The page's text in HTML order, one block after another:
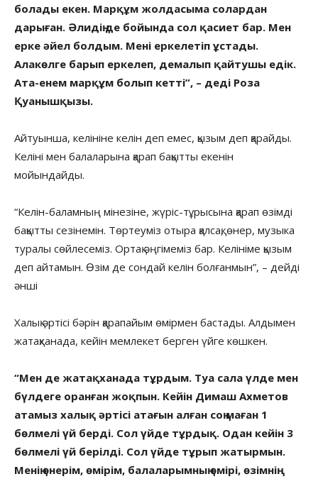
болады екен. Марқұм жолдасыма солардан
дарыған. Әлидің де бойында сол қасиет бар. Мен
ерке әйел болдым. Мені еркелетіп ұстады.
Алакөлге барып еркелеп, демалып қайтушы едік.
Ата-енем марқұм болып кетті”, – деді Роза
Қуанышқызы.
Айтуынша, келініне келін деп емес, қызым деп қарайды.
Келіні мен балаларына қарап бақытты екенін
мойындайды.
“Келін-баламның мінезіне, жүріс-тұрысына қарап өзімді
бақытты сезінемін. Төртеуміз отыра қалсақ, өнер, музыка
туралы сөйлесеміз. Ортақ әңгімеміз бар. Келініме қызым
деп айтамын. Өзім де сондай келін болғанмын”, – дейді
әнші
Халық әртісі бәрін қарапайым өмірмен бастады. Алдымен
жатақханада, кейін мемлекет берген үйге көшкен.
“Мен де жатақханада тұрдым. Туа сала үлде мен
бүлдеге оранған жоқпын. Кейін Димаш Ахметов
атамыз халық әртісі атағын алған соң маған 1
бөлмелі үй берді. Сол үйде тұрдық. Одан кейін 3
бөлмелі үй берілді. Сол үйде тұрып жатырмын.
Менің өнерім, өмірім, балаларымның өмірі, өзімнің